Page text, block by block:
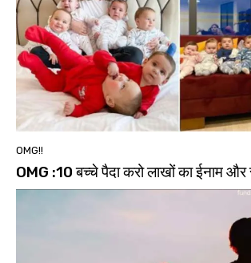
OMG!!
OMG :10 बच्चे पैदा करो लाखों का ईनाम और